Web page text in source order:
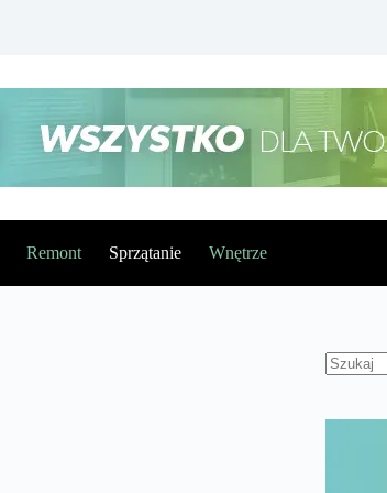
Remont Sprzątanie Wnętrze